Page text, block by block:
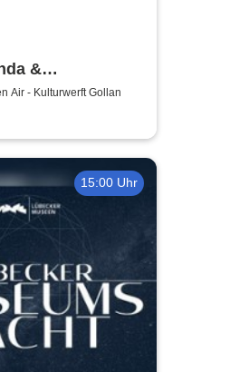
&
Air - Kulturwerft Gollan
15:00 Uhr